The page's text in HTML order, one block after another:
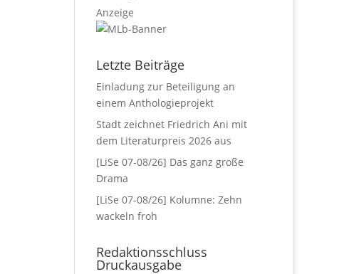
Anzeige
Letzte Beiträge
Einladung zur Beteiligung an
einem Anthologieprojekt
Stadt zeichnet Friedrich Ani mit
dem Literaturpreis 2026 aus
[LiSe 07-08/26] Das ganz große
Drama
[LiSe 07-08/26] Kolumne: Zehn
wackeln froh
Redaktionsschluss
Druckausgabe